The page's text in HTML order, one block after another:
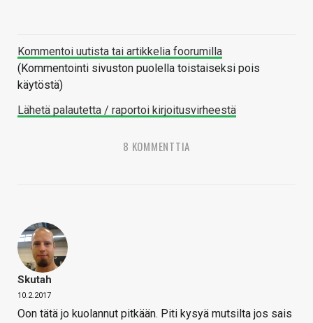
Kommentoi uutista tai artikkelia foorumilla
(Kommentointi sivuston puolella toistaiseksi pois
käytöstä)
Lähetä palautetta / raportoi kirjoitusvirheestä
8 KOMMENTTIA
Skutah
10.2.2017
Oon tätä jo kuolannut pitkään. Piti kysyä mutsilta jos sais